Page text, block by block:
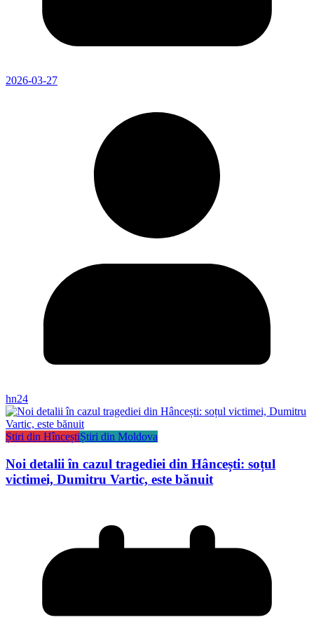
2026-03-27
hn24
Știri din HînceștiȘtiri din Moldova
Noi detalii în cazul tragediei din Hâncești: soțul
victimei, Dumitru Vartic, este bănuit